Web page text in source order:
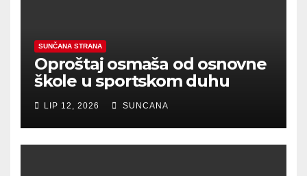
SUNČANA STRANA
Oproštaj osmaša od osnovne
škole u sportskom duhu
LIP 12, 2026 SUNCANA